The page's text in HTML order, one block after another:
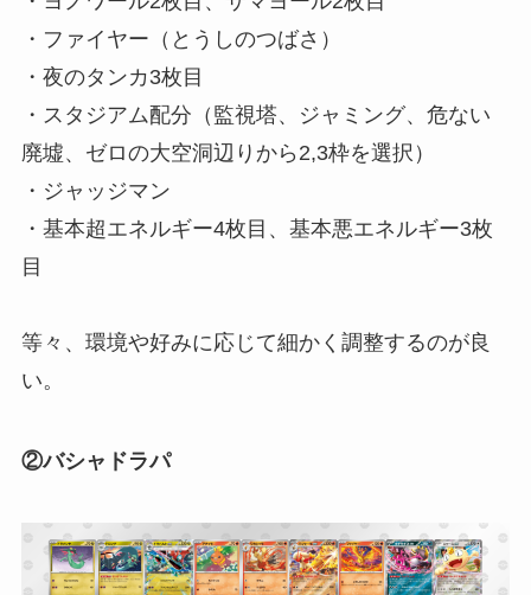
・ファイヤー（とうしのつばさ）
・夜のタンカ3枚目
・スタジアム配分（監視塔、ジャミング、危ない
廃墟、ゼロの大空洞辺りから2,3枠を選択）
・ジャッジマン
・基本超エネルギー4枚目、基本悪エネルギー3枚
目
等々、環境や好みに応じて細かく調整するのが良
い。
②バシャドラパ